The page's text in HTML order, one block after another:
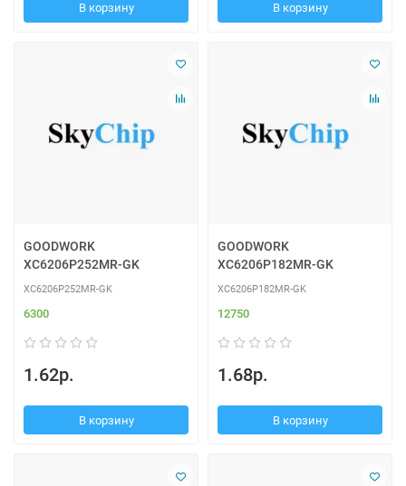
В корзину В корзину
GOODWORK
XC6206P252MR-GK
XC6206P252MR-GK
6300
1.62р.
В корзину
GOODWORK
XC6206P182MR-GK
XC6206P182MR-GK
12750
1.68р.
В корзину